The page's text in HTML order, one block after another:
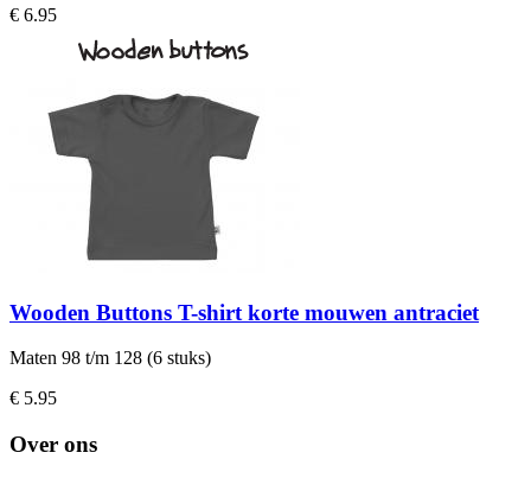
€ 6.95
Wooden Buttons T-shirt korte mouwen antraciet
Maten 98 t/m 128 (6 stuks)
€ 5.95
Over ons